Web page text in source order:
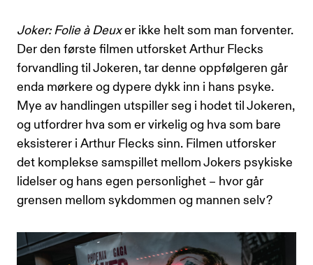
Joker: Folie à Deuxer ikke helt som man forventer.
Der den første filmen utforsket Arthur Flecks
forvandling til Jokeren, tar denne oppfølgeren går
enda mørkere og dypere dykk inn i hans psyke.
Mye av handlingen utspiller seg i hodet til Jokeren,
og utfordrer hva som er virkelig og hva som bare
eksisterer i Arthur Flecks sinn. Filmen utforsker
det komplekse samspillet mellom Jokers psykiske
lidelser og hans egen personlighet – hvor går
grensen mellom sykdommen og mannen selv?